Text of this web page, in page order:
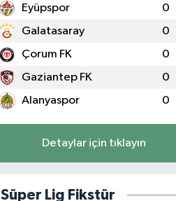
Eyüpspor 0
Galatasaray 0
Çorum FK 0
Gaziantep FK 0
Alanyaspor 0
Detaylar için tıklayın
Süper Lig Fikstür